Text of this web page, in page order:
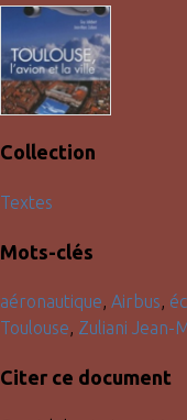
Collection
Textes
Mots-clés
aéronautique, Airbus,
Toulouse, Zuliani Jean-
Citer ce document